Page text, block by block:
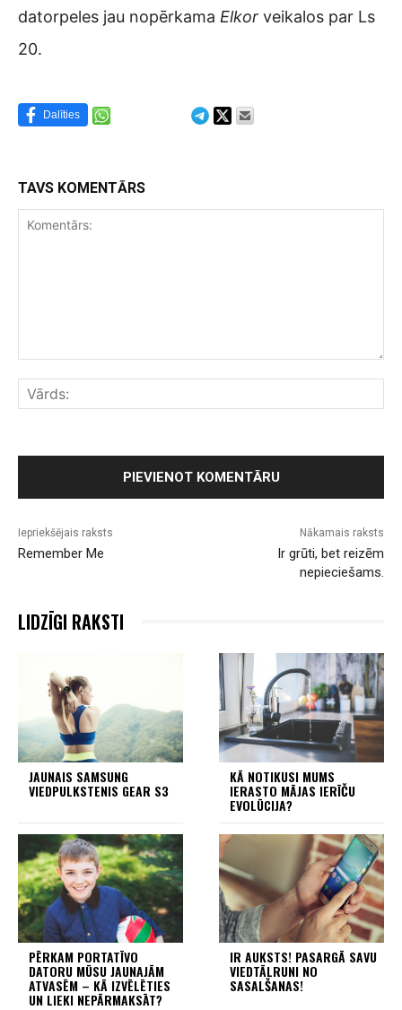
datorpeles jau nopērkama Elkor veikalos par Ls
20.
Dalīties
TAVS KOMENTĀRS
Iepriekšējais raksts
Remember Me
Nākamais raksts
Ir grūti, bet reizēm
nepieciešams.
LIDZĪGI RAKSTI
JAUNAIS SAMSUNG
VIEDPULKSTENIS GEAR S3
KĀ NOTIKUSI MUMS
IERASTO MĀJAS IERĪČU
EVOLŪCIJA?
PĒRKAM PORTATĪVO
DATORU MŪSU JAUNAJĀM
ATVASĒM – KĀ IZVĒLĒTIES
UN LIEKI NEPĀRMAKSĀT?
IR AUKSTS! PASARGĀ SAVU
VIEDTĀLRUNI NO
SASALŠANAS!